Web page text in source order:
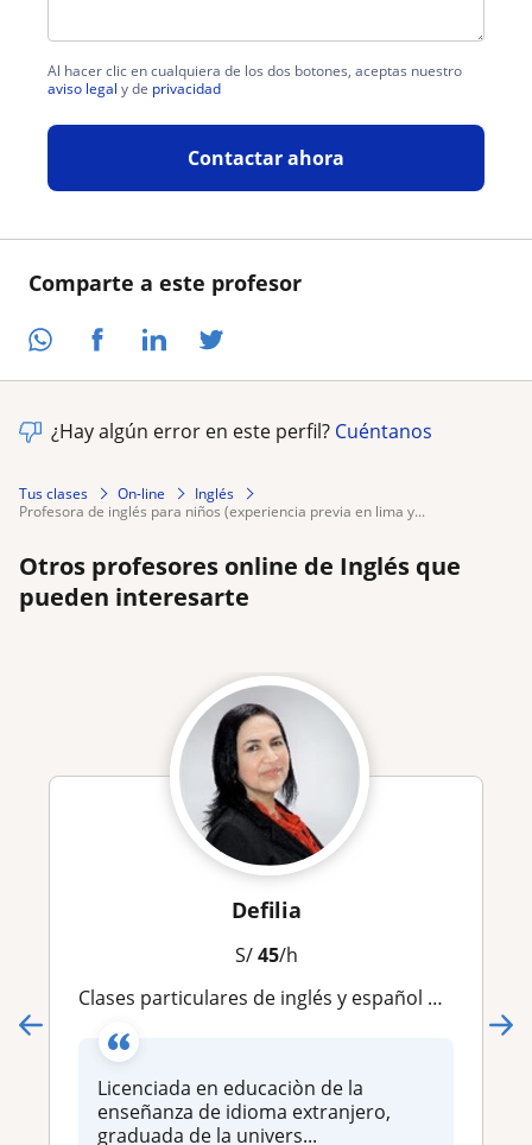
Comparte a este profesor
Al hacer clic en cualquiera de los dos botones, aceptas nuestro
aviso legal y de privacidad
Contactar ahora
¿Hay algún error en este perfil? Cuéntanos
Tus clases On-line
Inglés
profesora de inglés para niños (experiencia previa en lima y...
Otros profesores online de Inglés que
pueden interesarte
Defilia
S/45/h
Clases particulares de inglés y español para extranjeros. ( online and face to face)
Licenciada en educaciòn de la
enseñanza de idioma extranjero,
graduada de la univers...